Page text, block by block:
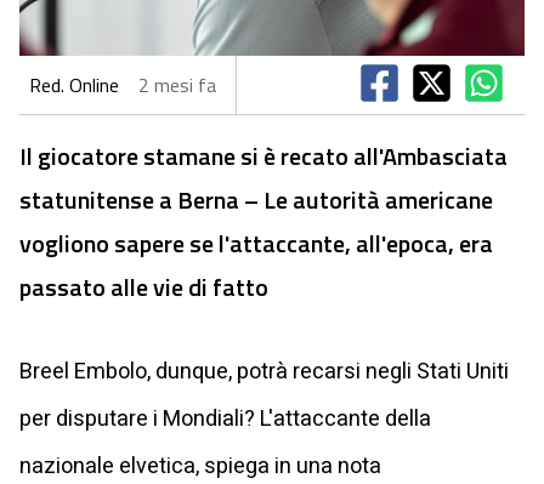
Red. Online 2 mesi fa
Il giocatore stamane si è recato all'Ambasciata
statunitense a Berna – Le autorità americane
vogliono sapere se l'attaccante, all'epoca, era
passato alle vie di fatto
Breel Embolo, dunque, potrà recarsi negli Stati Uniti
per disputare i Mondiali? L'attaccante della
nazionale elvetica, spiega in una nota